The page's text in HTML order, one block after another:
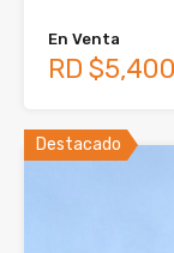
En Venta
RD
Destacado